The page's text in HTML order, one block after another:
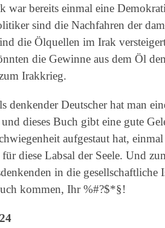
war bereits einmal eine
sind die Nachfahren der
die Ölquellen im Irak
die Gewinne aus dem Öl
Irakkrieg.
denkender Deutscher hat man
dieses Buch gibt eine gute
aufgestaut hat,
diese Labsal der Seele. Und
in die
kommen, Ihr %#?$*§!